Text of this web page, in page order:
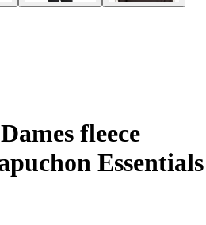
Dames fleece
Essentials